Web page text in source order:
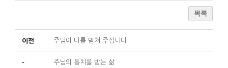
목록
이전 주님이 나를 받쳐 주십니다
- 주님의 통치를 받는 삶